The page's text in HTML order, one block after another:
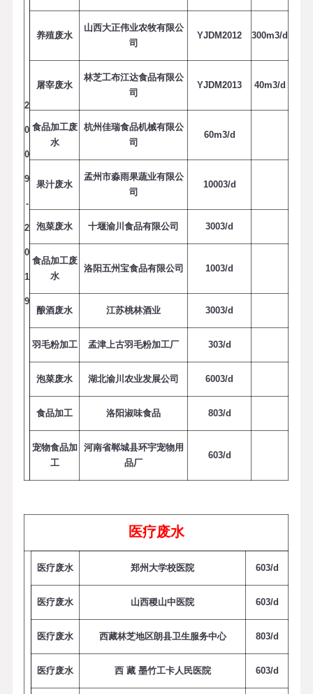
2
0
0
9
-
2
0
1
9
养殖废水
山西大正伟业农牧有限公
司
YJDM2012 300m3/d
屠宰废水
林芝工布江达食品有限公
司
YJDM2013 40m3/d
食品加工废
水
杭州佳瑞食品机械有限公
司
60m3/d
果汁废水
孟州市淼雨果蔬业有限公
司
10003/d
泡菜废水 十堰渝川食品有限公司 3003/d
食品加工废
水
洛阳五州宝食品有限公司 1003/d
酿酒废水 江苏桃林酒业 3003/d
羽毛粉加工 孟津上古羽毛粉加工厂 303/d
泡菜废水 湖北渝川农业发展公司 6003/d
食品加工 洛阳淑味食品 803/d
宠物食品加
工
河南省郸城县环宇宠物用
品厂
603/d
医疗废水
医疗废水 郑州大学校医院 603/d
医疗废水 山西稷山中医院 603/d
医疗废水 西藏林芝地区朗县卫生服务中心 803/d
医疗废水 西 藏 墨竹工卡人民医院 603/d